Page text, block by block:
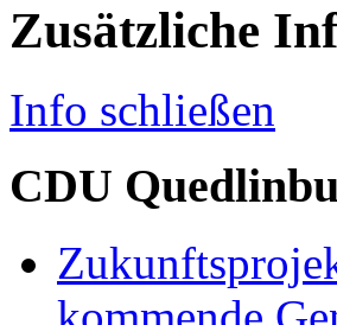
Zusätzliche
Info schließen
CDU